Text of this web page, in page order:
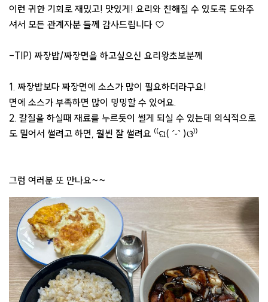
이런 귀한 기회로 재밌고! 맛있게! 요리와 친해질 수 있도록 도와주
셔서 모든 관계자분 들께 감사드립니다 ♡
-TIP) 짜장밥/짜장면을 하고싶으신 요리왕초보분께
1. 짜장밥보다 짜장면에 소스가 많이 필요하더라구요!
면에 소스가 부족하면 많이 밍밍할 수 있어요.
2. 칼질을 하실때 재료를 누르듯이 썰게 되실 수 있는데 의식적으로
도 밀어서 썰려고 하면, 훨씬 잘 썰려요 ⁽⁽ଘ( ˊᵕˋ )ଓ⁾⁾
그럼 여러분 또 만나요~~